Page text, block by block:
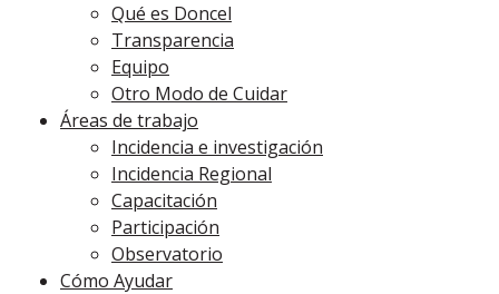
Qué es Doncel
Transparencia
Equipo
Otro Modo de Cuidar
Áreas de trabajo
Incidencia e investigación
Incidencia Regional
Capacitación
Participación
Observatorio
Cómo Ayudar